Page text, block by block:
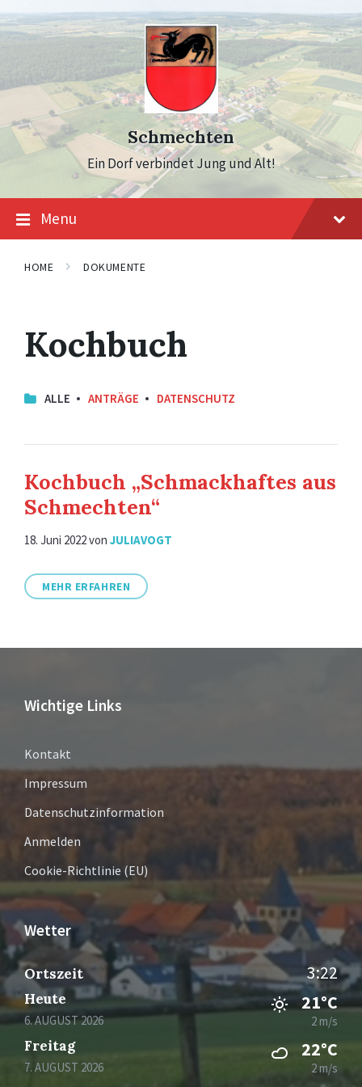
to
content
to
main
to
footer
Schmechten
Ein Dorf verbindet Jung und Alt!
Menu
HOME DOKUMENTE
Kochbuch
ALLE ANTRÄGE DATENSCHUTZ
Kochbuch „Schmackhaftes aus
Schmechten“
18. Juni 2022von JULIAVOGT
MEHR ERFAHREN
Wichtige Links
Kontakt
Impressum
Datenschutzinformation
Anmelden
Cookie-Richtlinie (EU)
Wetter
Ortszeit 3:22
Heute
6. AUGUST 2026
21°C
2 m/s
Freitag
7. AUGUST 2026
22°C
2 m/s